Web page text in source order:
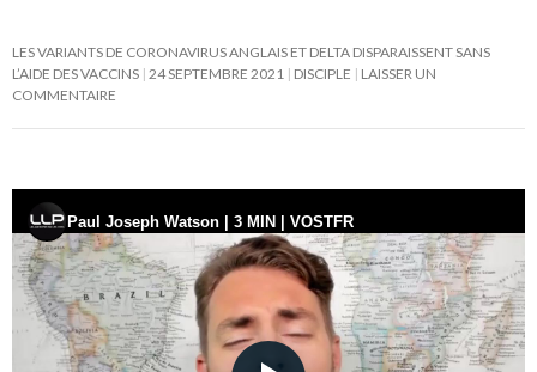
LES VARIANTS DE CORONAVIRUS ANGLAIS ET DELTA DISPARAISSENT SANS
L’AIDE DES VACCINS 24 SEPTEMBRE 2021 DISCIPLE
LAISSER UN
COMMENTAIRE